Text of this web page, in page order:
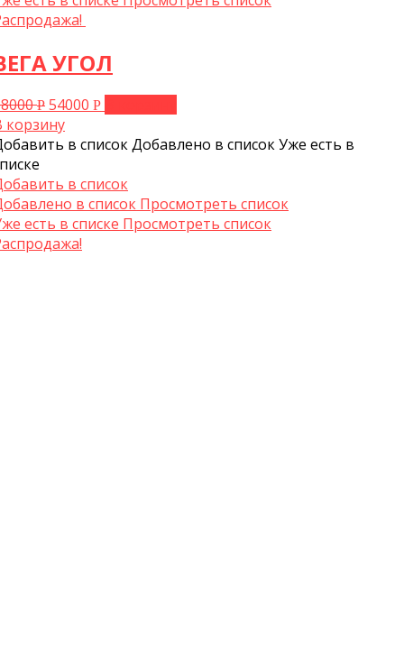
УГОЛ
Р 54000Р
корзину
в списокДобавлено в списокУже есть в
в список
в список Просмотреть список
есть в списке Просмотреть список